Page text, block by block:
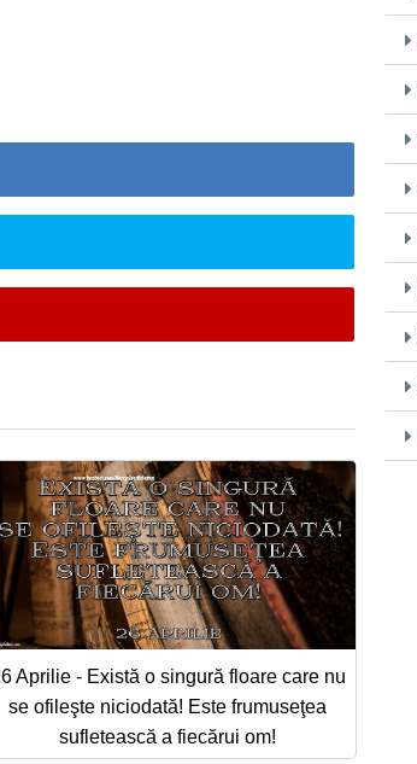
Aprilie - Există o singură floare care nu
se ofileşte niciodată! Este frumuseţea
sufletească a fiecărui om!